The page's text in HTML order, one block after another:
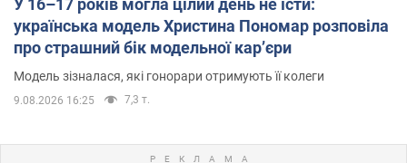
українська модель Христина Пономар розповіла
про страшний бік модельної кар’єри
Модель зізналася, які гонорари отримують її колеги
9.08.2026 16:25 7,3 т.